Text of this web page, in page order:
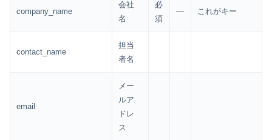
company_name
会社
名
必
須
— これがキー
contact_name
担当
者名
email
メー
ルア
ドレ
ス